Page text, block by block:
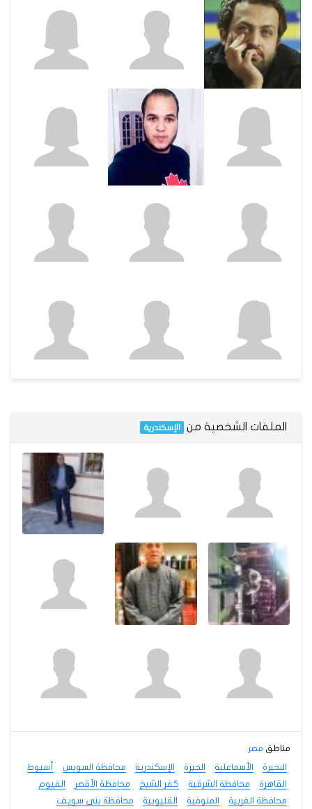
الملفات الشخصية من الإسكندرية
مناطق مصر
البحيرة
الأسماعلية الجيزة الإسكندرية محافظة السويس
أسيوط
القاهرة
محافظة الشرقية كفر الشيخ محافظة الأقصر
الفيوم
محافظة الغربية
المنوفية القليوبية
محافظة بنى سويف